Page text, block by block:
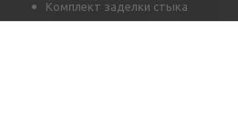
Комплект заделки стыка